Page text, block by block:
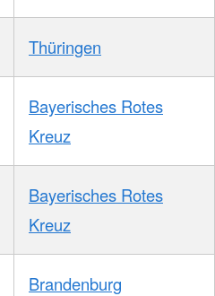
Thüringen
Bayerisches Rotes
Kreuz
Bayerisches Rotes
Kreuz
Brandenburg